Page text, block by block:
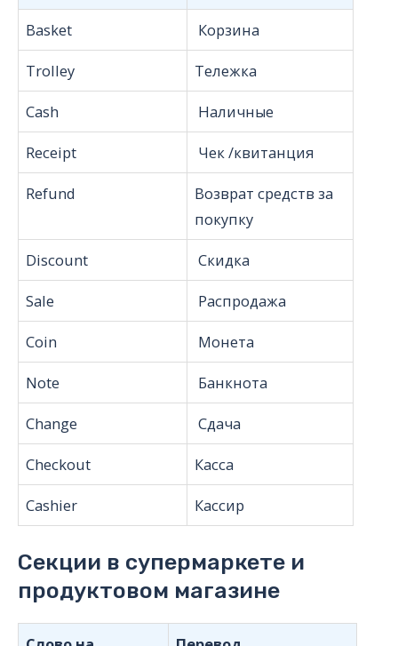
Basket
Корзина
Trolley
Тележка
Cash
Наличные
Receipt
Чек /квитанция
Refund
Возврат средств за
покупку
Discount
Скидка
Sale
Распродажа
Coin
Монета
Note
Банкнота
Change
Сдача
Checkout
Касса
Cashier
Кассир
Секции в супермаркете и
продуктовом магазине